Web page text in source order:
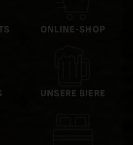
ONLINE-SHOP
UNSERE BIERE